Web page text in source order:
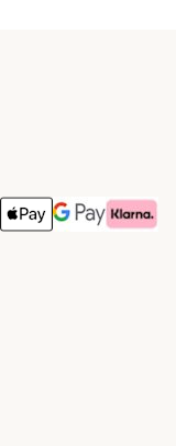
Method
Payment Method
Apple pay. Payment
Google Pay
Klarna